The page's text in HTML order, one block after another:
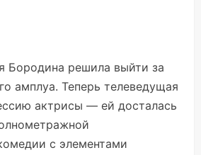
Бородина решила выйти за
амплуа. Теперь телеведущая
актрисы — ей досталась
с элементами